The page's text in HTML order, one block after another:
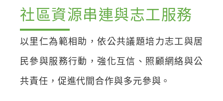
社區資源串連與志工服務
以里仁為範相助，依公共議題培力志工與居
民參與服務行動，強化互信、照顧網絡與公
共責任，促進代間合作與多元參與。